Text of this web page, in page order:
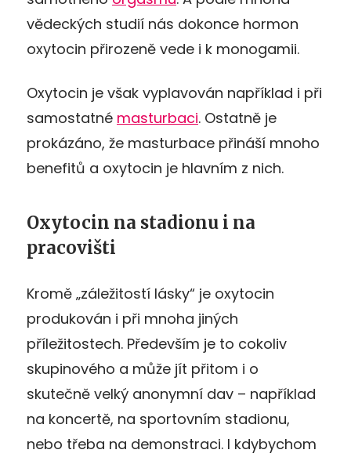
vědeckých studií nás dokonce hormon
oxytocin přirozeně vede i k monogamii.
Oxytocin je však vyplavován například i při
samostatné masturbaci. Ostatně je
prokázáno, že masturbace přináší mnoho
benefitů a oxytocin je hlavním z nich.
Oxytocin na stadionu i na
pracovišti
Kromě „záležitostí lásky“ je oxytocin
produkován i při mnoha jiných
příležitostech. Především je to cokoliv
skupinového a může jít přitom i o
skutečně velký anonymní dav – například
na koncertě, na sportovním stadionu,
nebo třeba na demonstraci. I kdybychom